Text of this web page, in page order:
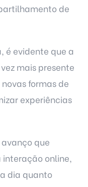
de
é evidente que a
mais presente
formas de
experiências
que
online,
dia quanto